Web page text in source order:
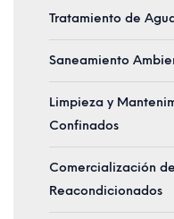
Tratamiento de
Saneamiento
Limpieza y
Confinados
Comercialización
Reacondicionados